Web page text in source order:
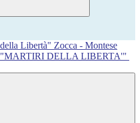
"MARTIRI DELLA LIBERTA'"